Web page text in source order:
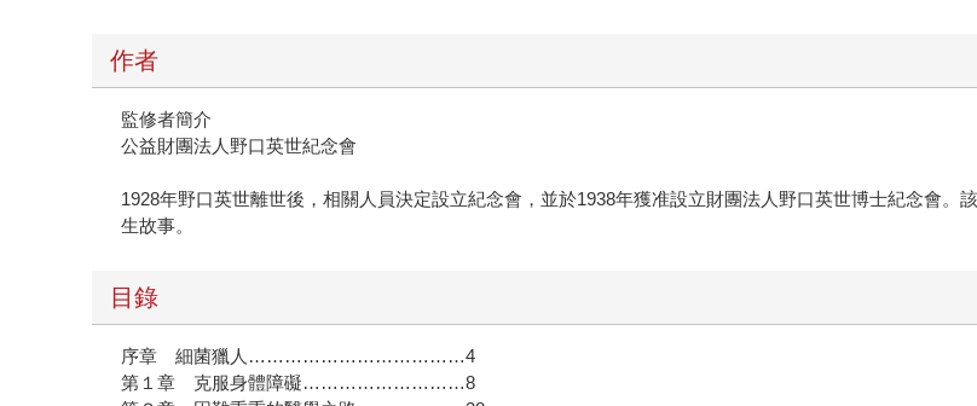
作者
監修者簡介
公益財團法人野口英世紀念會
1928年野口英世離世後，相關人員決定設立紀念會，並於1938年獲准設立財團法人野口英世博士紀念會。
生故事。
目錄
序章 細菌獵人………………………………4
第１章 克服身體障礙………………………8